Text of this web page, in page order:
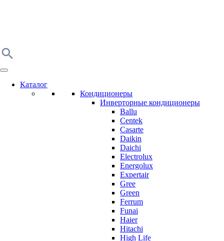
Каталог
Кондиционеры
Инверторные кондиционеры
Ballu
Centek
Casarte
Daikin
Daichi
Electrolux
Energolux
Expertair
Gree
Green
Ferrum
Funai
Haier
Hitachi
High Life